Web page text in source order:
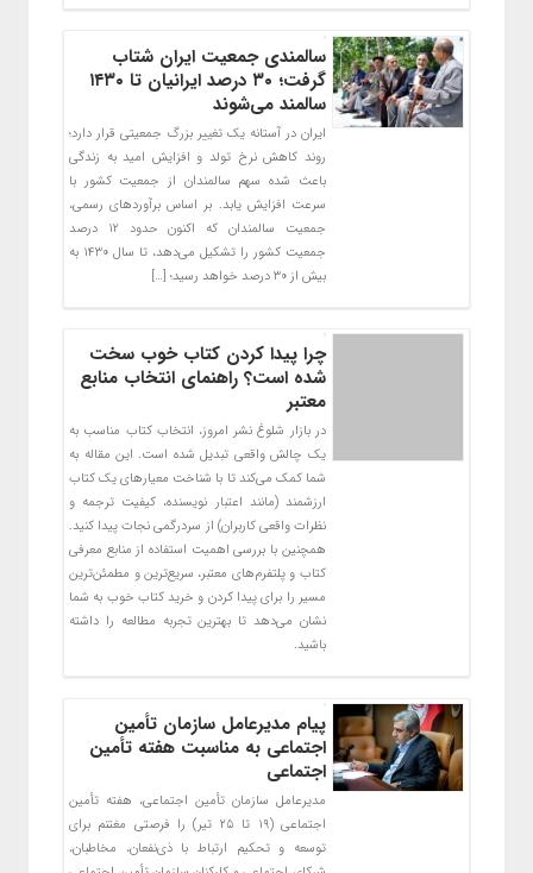
سالمندی جمعیت ایران شتاب
گرفت؛ ۳۰ درصد ایرانیان تا ۱۴۳۰
سالمند می‌شوند
ایران در آستانه یک تغییر بزرگ جمعیتی قرار دارد؛
روند کاهش نرخ تولد و افزایش امید به زندگی
باعث شده سهم سالمندان از جمعیت کشور با
سرعت افزایش یابد. بر اساس برآوردهای رسمی،
جمعیت سالمندان که اکنون حدود ۱۲ درصد
جمعیت کشور را تشکیل می‌دهد، تا سال ۱۴۳۰ به
بیش از ۳۰ درصد خواهد رسید؛ […]
چرا پیدا کردن کتاب خوب سخت
شده است؟ راهنمای انتخاب منابع
معتبر
در بازار شلوغ نشر امروز، انتخاب کتاب مناسب به
یک چالش واقعی تبدیل شده است. این مقاله به
شما کمک می‌کند تا با شناخت معیارهای یک کتاب
ارزشمند (مانند اعتبار نویسنده، کیفیت ترجمه و
نظرات واقعی کاربران) از سردرگمی نجات پیدا کنید.
همچنین با بررسی اهمیت استفاده از منابع معرفی
کتاب و پلتفرم‌های معتبر، سریع‌ترین و مطمئن‌ترین
مسیر را برای پیدا کردن و خرید کتاب خوب به شما
نشان می‌دهد تا بهترین تجربه مطالعه را داشته
باشید.
پیام مدیرعامل سازمان تأمین
اجتماعی به مناسبت هفته تأمین
اجتماعی
مدیرعامل سازمان تأمین اجتماعی، هفته تأمین
اجتماعی (۱۹ تا ۲۵ تیر) را فرصتی مغتنم برای
توسعه و تحکیم ارتباط با ذی‌نفعان، مخاطبان،